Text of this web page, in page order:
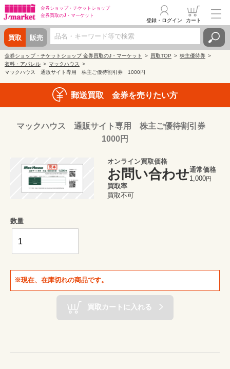
金券ショップ・ チケットショップ
金券買取のJ・マーケット
買取 販売
登録・ログイン カート
金券ショップ・チケットショップ 金券買取のJ・マーケット 買取TOP
株主優待券
衣料・アパレル
マックハウス
マックハウス 通販サイト専用 株主ご優待割引券 1000円
郵送買取 金券を売りたい方
マックハウス 通販サイト専用 株主ご優待割引券
1000円
オンライン買取価格
お問い合わせ通常価格
1,000円
買取率
買取不可
数量
※現在、在庫切れの商品です。
買取カートに入れる